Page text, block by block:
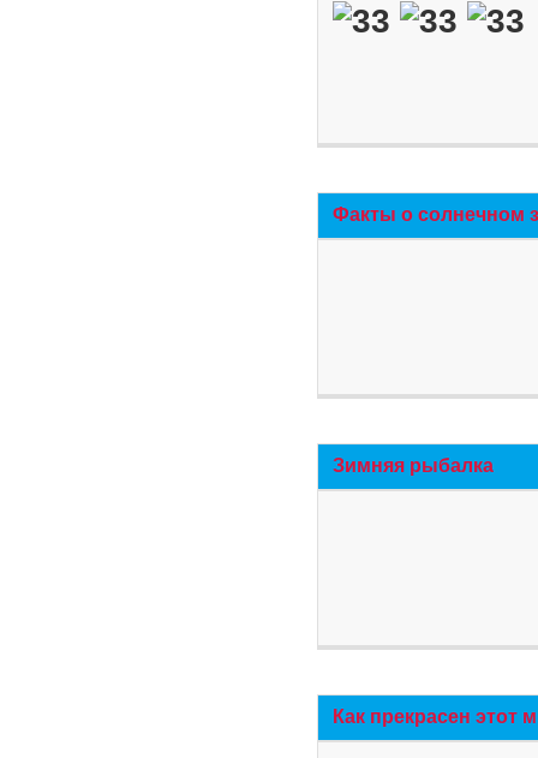
Факты о солнечном
Зимняя рыбалка
Как прекрасен этот